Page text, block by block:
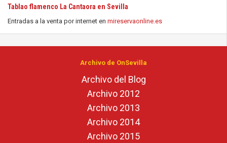
Tablao flamenco La Cantaora en Sevilla
Entradas a la venta por internet en mireservaonline.es
Archivo de OnSevilla
Archivo del Blog
Archivo 2012
Archivo 2013
Archivo 2014
Archivo 2015